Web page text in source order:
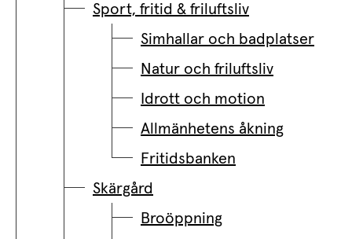
Sport, fritid & friluftsliv
Simhallar och badplatser
Natur och friluftsliv
Idrott och motion
Allmänhetens åkning
Fritidsbanken
Skärgård
Broöppning